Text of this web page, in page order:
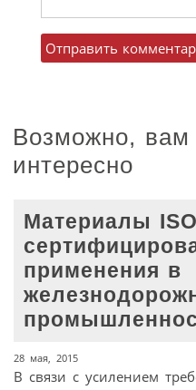
Возможно, вам
интересно
Материалы
применения в
28 мая, 2015
В связи с усилением